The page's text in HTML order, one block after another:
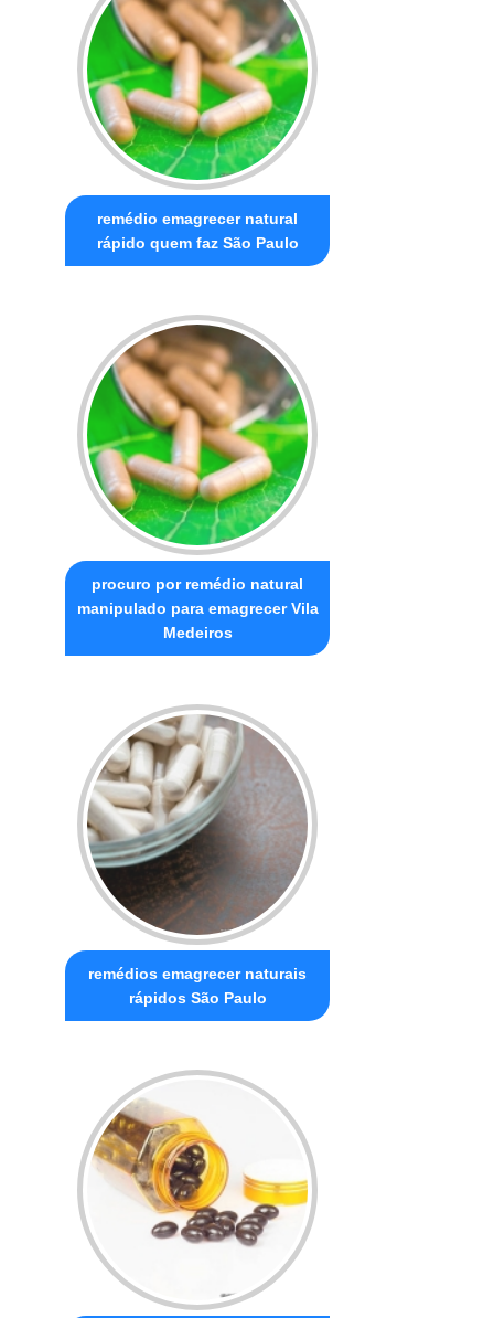
remédio emagrecer natural
rápido quem faz São Paulo
procuro por remédio natural
manipulado para emagrecer Vila
Medeiros
remédios emagrecer naturais
rápidos São Paulo